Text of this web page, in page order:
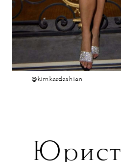
@kimkardashian
Юрист